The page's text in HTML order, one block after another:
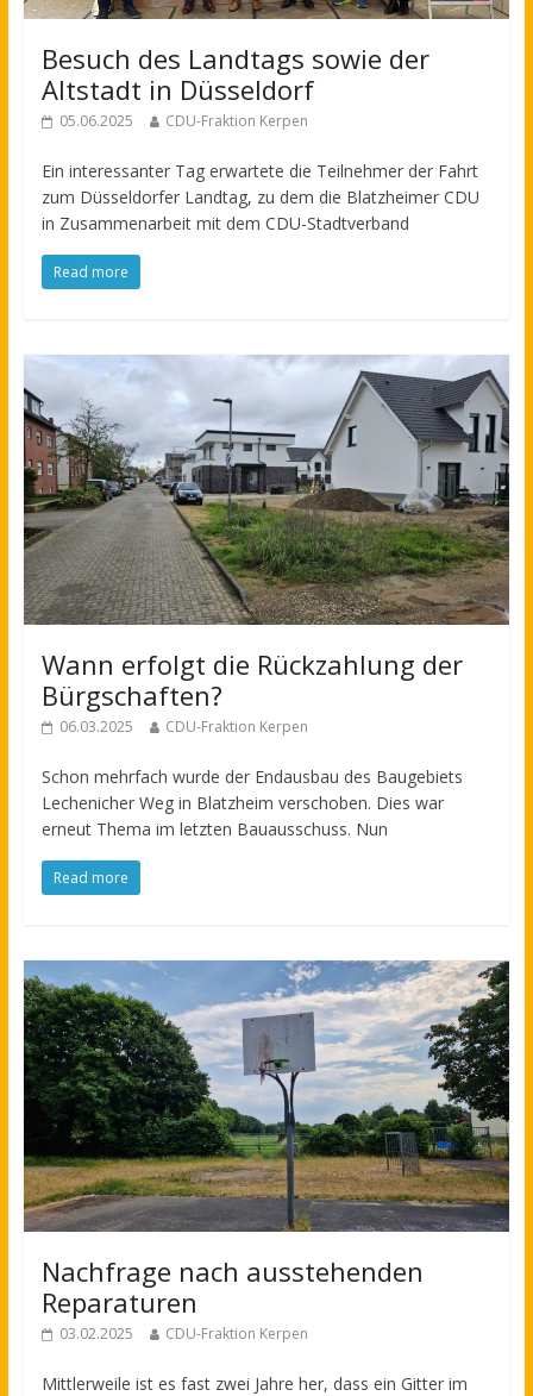
Besuch des Landtags sowie der
Altstadt in Düsseldorf
05.06.2025 CDU-Fraktion Kerpen
Ein interessanter Tag erwartete die Teilnehmer der Fahrt
zum Düsseldorfer Landtag, zu dem die Blatzheimer CDU
in Zusammenarbeit mit dem CDU-Stadtverband
Read more
Wann erfolgt die Rückzahlung der
Bürgschaften?
06.03.2025 CDU-Fraktion Kerpen
Schon mehrfach wurde der Endausbau des Baugebiets
Lechenicher Weg in Blatzheim verschoben. Dies war
erneut Thema im letzten Bauausschuss. Nun
Read more
Nachfrage nach ausstehenden
Reparaturen
03.02.2025 CDU-Fraktion Kerpen
Mittlerweile ist es fast zwei Jahre her, dass ein Gitter im